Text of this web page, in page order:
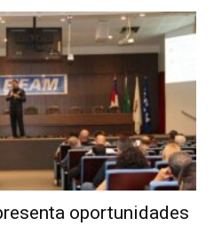
oportunidades